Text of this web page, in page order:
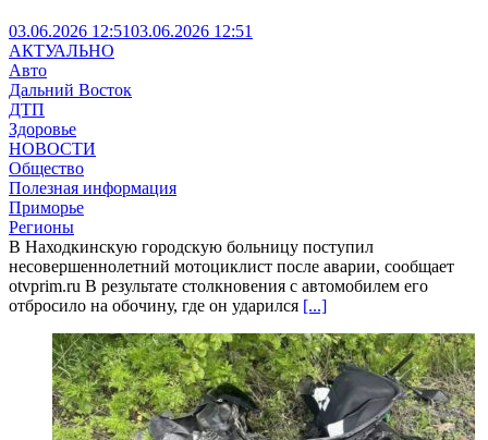
03.06.2026 12:5103.06.2026 12:51
АКТУАЛЬНО
Авто
Дальний Восток
ДТП
Здоровье
НОВОСТИ
Общество
Полезная информация
Приморье
Регионы
В Находкинскую городскую больницу поступил
несовершеннолетний мотоциклист после аварии, сообщает
otvprim.ru В результате столкновения с автомобилем его
отбросило на обочину, где он ударился [...]